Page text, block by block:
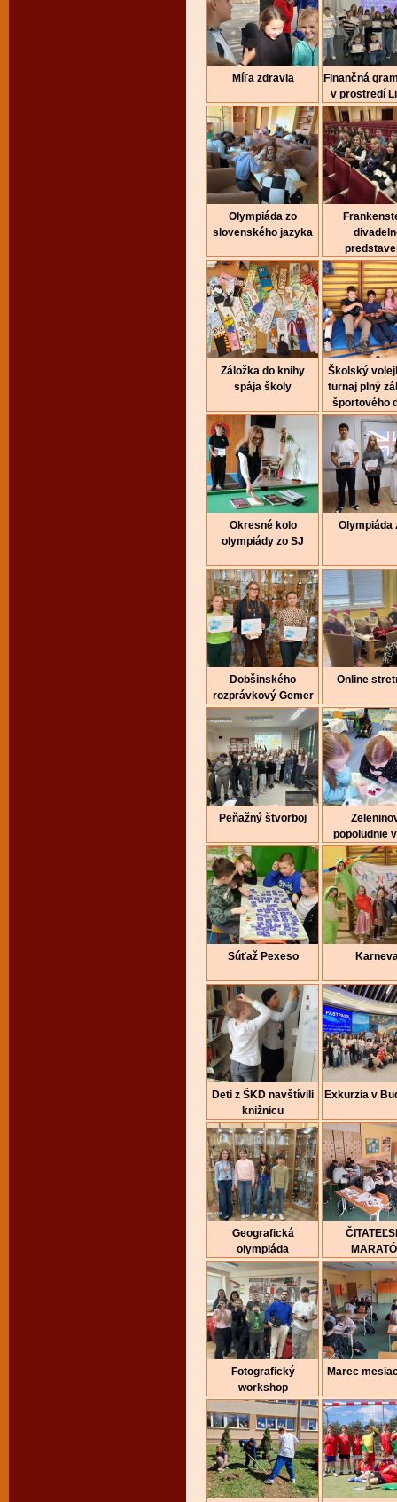
Míľa zdravia
Finančná
v prostredí
Olympiáda zo
slovenského jazyka
Záložka do knihy
spája školy
Školský
turnaj plný
športového
Okresné kolo
olympiády zo SJ
Olympiáda
Dobšinského
rozprávkový Gemer
Online
Peňažný štvorboj
popoludnie
Súťaž Pexeso
Deti z ŠKD navštívili
knižnicu
Exkurzia v
Geografická
olympiáda
Fotografický
workshop
Marec